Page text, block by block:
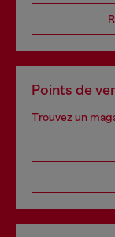
Points de
Trouvez un